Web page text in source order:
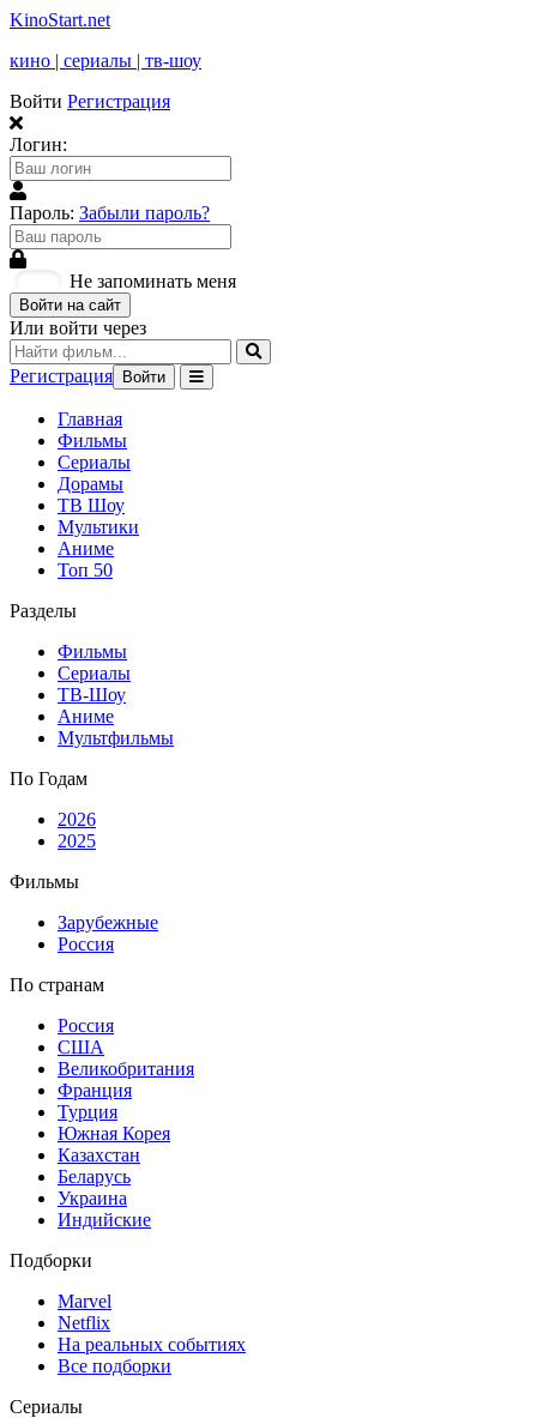
KinoStart.net
кино | сериалы | тв-шоу
Войти Регистрация
Логин:
Пароль: Забыли пароль?
Не запоминать меня
Войти на сайт
Или войти через
Регистрация Войти
Главная
Фильмы
Сериалы
Дорамы
ТВ Шоу
Мультики
Аниме
Топ 50
Разделы
Фильмы
Сериалы
ТВ-Шоу
Аниме
Мультфильмы
По Годам
2026
2025
Фильмы
Зарубежные
Россия
По странам
Россия
США
Великобритания
Франция
Турция
Южная Корея
Казахстан
Беларусь
Украина
Индийские
Подборки
Marvel
Netflix
На реальных событиях
Все подборки
Сериалы